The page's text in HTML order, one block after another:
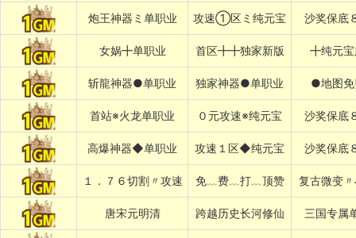
炮王神器ミ单职业 攻速①区ミ纯元宝 沙奖保底
女娲╋单职业 首区╋╋独家新版 ╋纯元
斩龍神器●单职业 独家神器●单职业 ●地图
首站※火龙单职业 ０元攻速※纯元宝 沙奖保底
高爆神器◆单职业 攻速１区◆纯元宝 沙奖保底
１．７６切割〃攻速 免﹏费﹏打﹏顶赞 复古微变
唐宋元明清 跨越历史长河修仙 三国专属